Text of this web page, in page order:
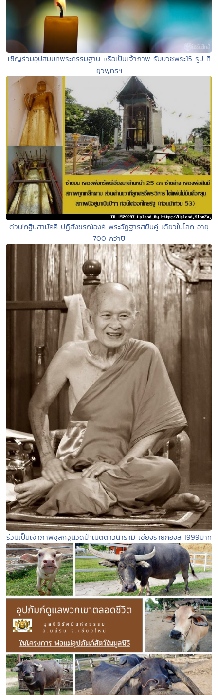
เชิญร่วมอุปสมบทพระกรรมฐาน หรือเป็นเจ้าภาพ รับบวชพระ15 รูป ที่
ยุวพุทธฯ
ด่วน!กฐินสามัคคี ปฏิสังขรณ์องค์ พระอัฏฐารสยืนคู่ เดียวในโลก อายุ
700 กว่าปี
ร่วมเป็นเจ้าภาพจุลกฐินวัดป่าเมตตาวนาราม เชียงรายกองละ1999บาท